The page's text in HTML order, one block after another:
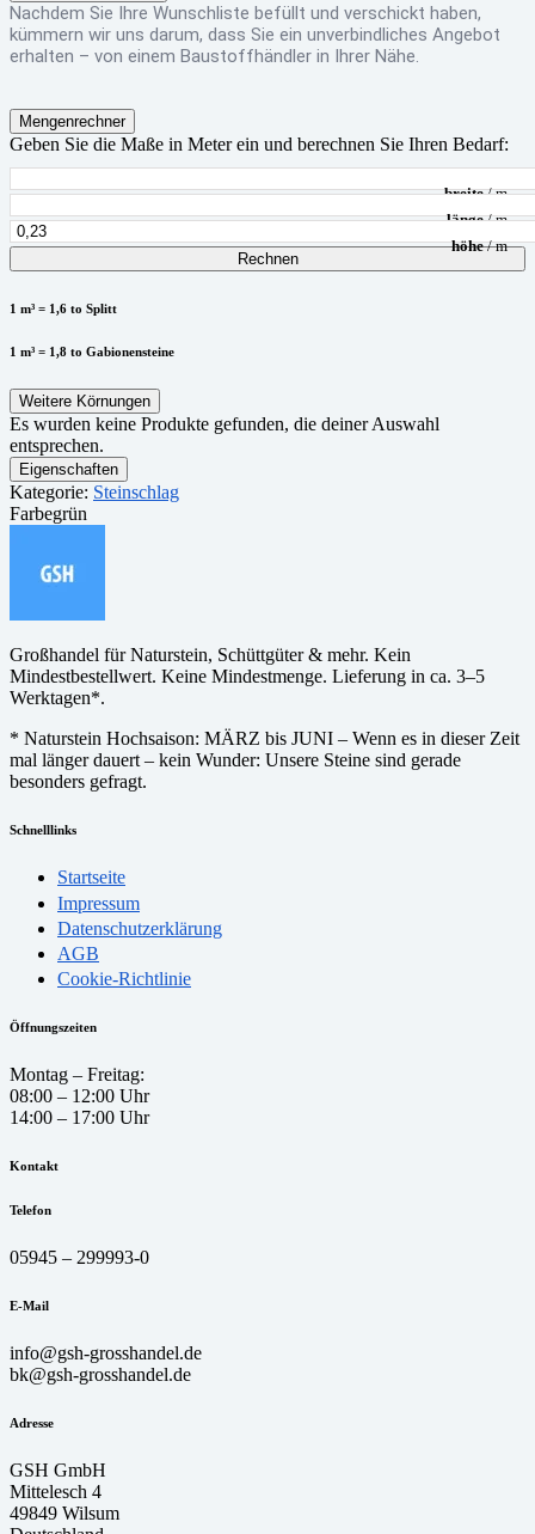
Nachdem Sie Ihre Wunschliste befüllt und verschickt haben,
kümmern wir uns darum, dass Sie ein unverbindliches Angebot
erhalten – von einem Baustoffhändler in Ihrer Nähe.
Mengenrechner
Geben Sie die Maße in Meter ein und berechnen Sie Ihren Bedarf:
breite/ m
länge/ m
höhe/ m
Rechnen
1 m³ = 1,6 to Splitt
1 m³ = 1,8 to Gabionensteine
Weitere Körnungen
Es wurden keine Produkte gefunden, die deiner Auswahl
entsprechen.
Eigenschaften
Kategorie: Steinschlag
Farbegrün
Großhandel für Naturstein, Schüttgüter & mehr. Kein
Mindestbestellwert. Keine Mindestmenge. Lieferung in ca. 3–5
Werktagen*.
* Naturstein Hochsaison: MÄRZ bis JUNI – Wenn es in dieser Zeit
mal länger dauert – kein Wunder: Unsere Steine sind gerade
besonders gefragt.
Schnelllinks
Startseite
Impressum
Datenschutzerklärung
AGB
Cookie-Richtlinie
Öffnungszeiten
Montag – Freitag:
08:00 – 12:00 Uhr
14:00 – 17:00 Uhr
Kontakt
Telefon
05945 – 299993-0
E-Mail
info@gsh-grosshandel.de
bk@gsh-grosshandel.de
Adresse
GSH GmbH
Mittelesch 4
49849 Wilsum